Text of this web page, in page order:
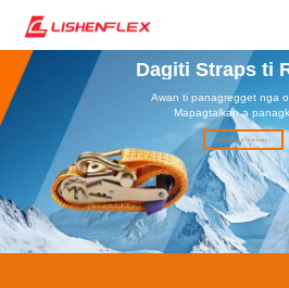
Dagiti Straps ti
Awan ti panagregget nga
Mapagtalkan a
Ammuen ti Ad-adu Pay >